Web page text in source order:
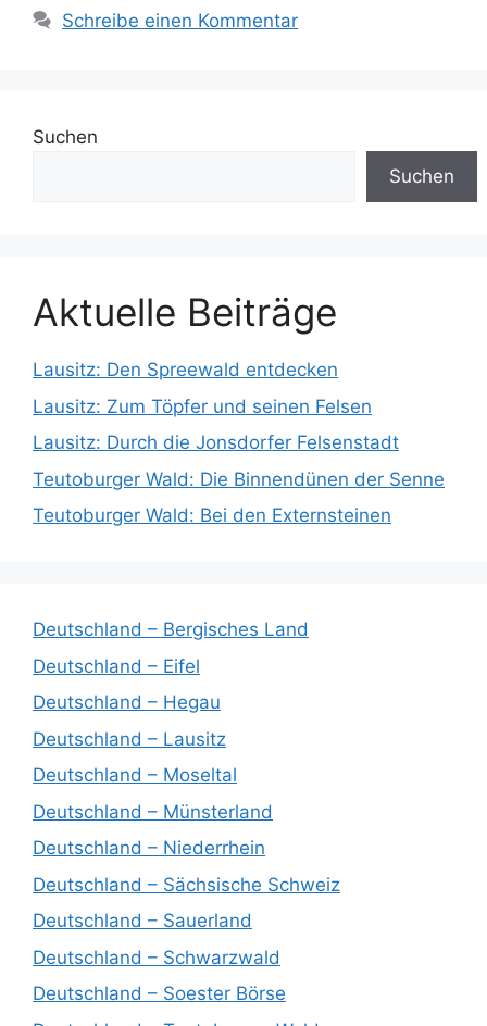
Schreibe einen Kommentar
Suchen
Suchen
Aktuelle Beiträge
Lausitz: Den Spreewald entdecken
Lausitz: Zum Töpfer und seinen Felsen
Lausitz: Durch die Jonsdorfer Felsenstadt
Teutoburger Wald: Die Binnendünen der Senne
Teutoburger Wald: Bei den Externsteinen
Deutschland – Bergisches Land
Deutschland – Eifel
Deutschland – Hegau
Deutschland – Lausitz
Deutschland – Moseltal
Deutschland – Münsterland
Deutschland – Niederrhein
Deutschland – Sächsische Schweiz
Deutschland – Sauerland
Deutschland – Schwarzwald
Deutschland – Soester Börse